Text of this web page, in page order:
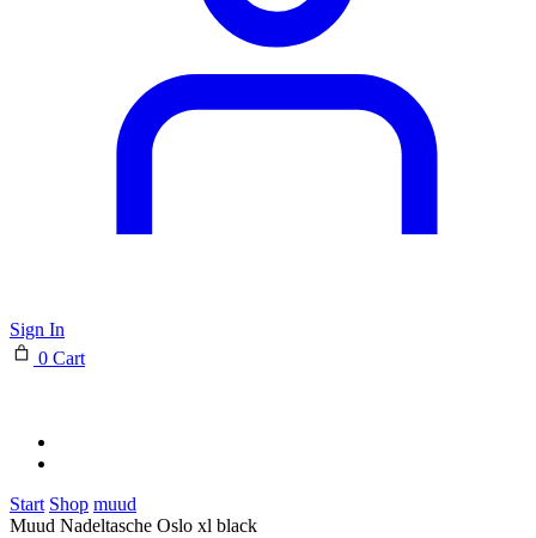
Sign In
0 Cart
Start Shop muud
Muud Nadeltasche Oslo xl black